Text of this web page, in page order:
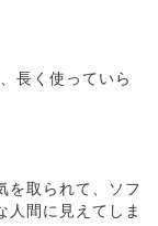
長く使っていら
を取られて、ソフ
人間に見えてしま